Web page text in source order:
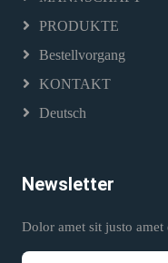
PRODUKTE
Bestellvorgang
KONTAKT
Deutsch
Newsletter
Dolor amet sit justo